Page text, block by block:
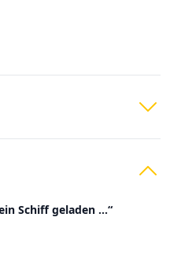
Schiff geladen ...“